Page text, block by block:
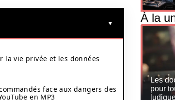
la vie privée et les données
face aux dangers des
en MP3
À la
Les
pour